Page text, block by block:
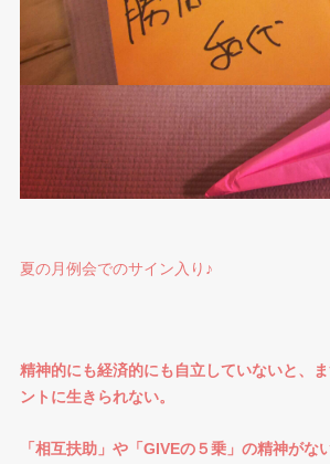
夏の月例会でのサイン入り♪
精神的にも経済的にも自立していないと、
ントに生きられない。
「相互扶助」や「GIVEの５乗」の精神がな